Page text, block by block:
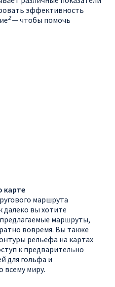
эффективность
2— чтобы помочь
карте
маршрута
далеко вы хотите
маршруты,
вовремя. Вы также
рельефа на картах
к предварительно
для гольфа и
всему миру.